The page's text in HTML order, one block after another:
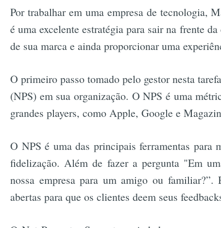
Por trabalhar em uma empresa de tecnologia,
é uma excelente estratégia para sair na frente
de sua marca e ainda proporcionar uma
O primeiro passo tomado pelo gestor nesta
(NPS) em sua organização. O NPS é uma
grandes players, como Apple, Google e
O NPS é uma das principais ferramentas para
fidelização. Além de fazer a pergunta "Em
nossa empresa para um amigo ou familiar?”.
abertas para que os clientes deem seus